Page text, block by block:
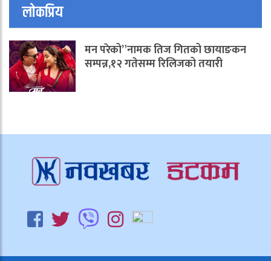
लोकप्रिय
मन परेको”नामक तिज गितको छायाङकन
सम्पन्न,१२ गतेसम्म रिलिजको तयारी